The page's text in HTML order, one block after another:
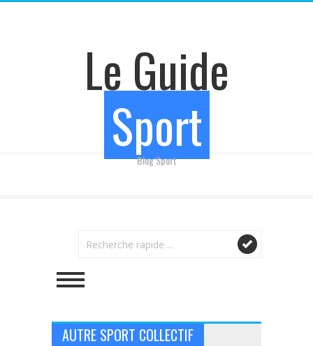
Le Guide
Sport
Blog Sport
AUTRE SPORT COLLECTIF